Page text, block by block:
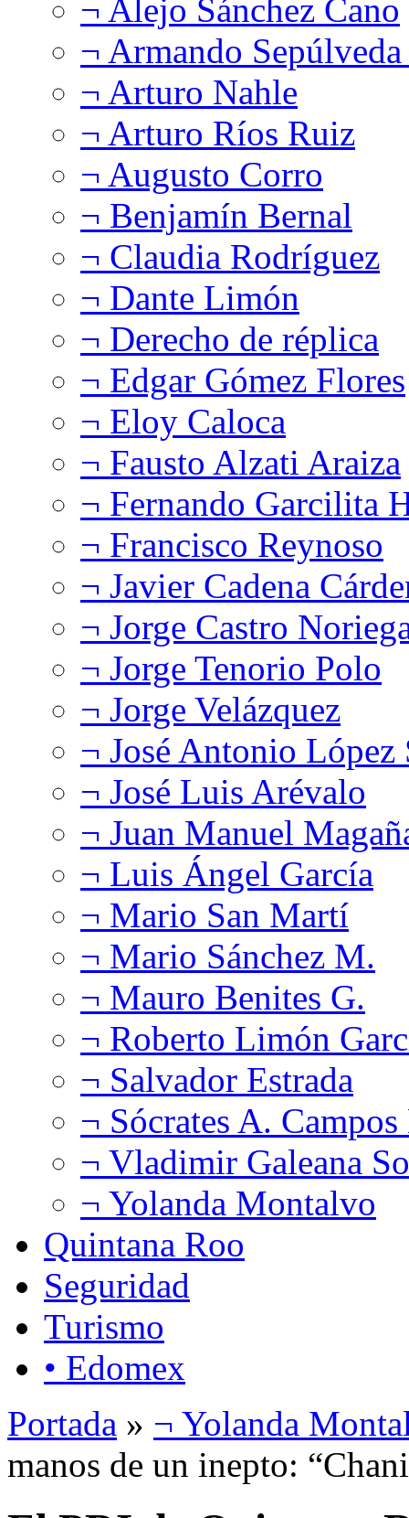
¬ Alejo Sánchez Cano
¬ Armando
¬ Arturo Nahle
¬ Arturo Ríos Ruiz
¬ Augusto Corro
¬ Benjamín Bernal
¬ Claudia Rodríguez
¬ Dante Limón
¬ Derecho de réplica
¬ Edgar Gómez Flores
¬ Eloy Caloca
¬ Fausto Alzati Araiza
¬ Fernando Garcilita
¬ Francisco Reynoso
¬ Javier Cadena
¬ Jorge Castro
¬ Jorge Tenorio Polo
¬ Jorge Velázquez
¬ José Antonio López
¬ José Luis Arévalo
¬ Juan Manuel
¬ Luis Ángel García
¬ Mario San Martí
¬ Mario Sánchez M.
¬ Mauro Benites G.
¬ Roberto Limón
¬ Salvador Estrada
¬ Sócrates A.
¬ Vladimir Galeana
¬ Yolanda Montalvo
Quintana Roo
Seguridad
Turismo
• Edomex
Portada » ¬ Yolanda
manos de un inepto: